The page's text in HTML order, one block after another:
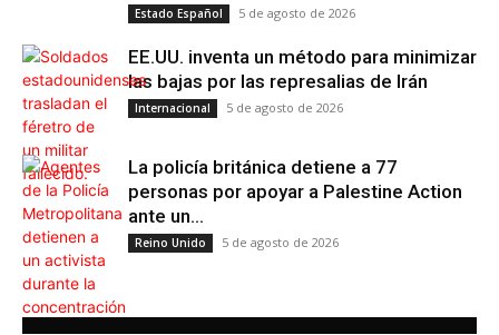
Estado Español 5 de agosto de 2026
EE.UU. inventa un método para minimizar
las bajas por las represalias de Irán
Internacional 5 de agosto de 2026
La policía británica detiene a 77
personas por apoyar a Palestine Action
ante un...
Reino Unido 5 de agosto de 2026